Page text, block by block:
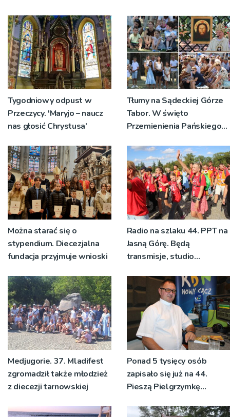
Tygodniowy odpust w
Przeczycy. 'Maryjo – naucz
nas głosić Chrystusa’
Tłumy na Sądeckiej Górze
Tabor. W święto
Przemienienia Pańskiego
znaczeniu Sakramentów
[ZDJĘCIA]
Można starać się o
stypendium. Diecezjalna
fundacja przyjmuje wnioski
Radio na szlaku 44. PPT na
Jasną Górę. Będą
transmisje, studio
pozdrowienia
Medjugorie. 37. Mladifest
zgromadził także młodzież
z diecezji tarnowskiej
Ponad 5 tysięcy osób
zapisało się już na 44.
Pieszą Pielgrzymkę